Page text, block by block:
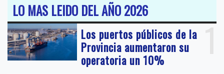
LO MAS LEIDO DEL AÑO 2026
1
Los puertos públicos de la
Provincia aumentaron su
operatoria un 10%